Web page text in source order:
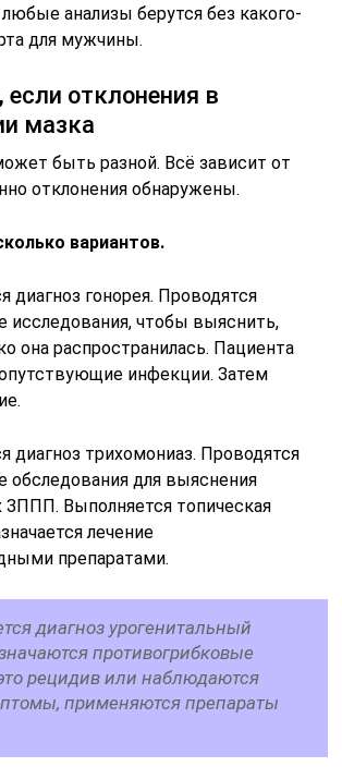
анализы берутся без какого-
для мужчины.
если отклонения в
мазка
быть разной. Всё зависит от
отклонения обнаружены.
вариантов.
диагноз гонорея. Проводятся
исследования, чтобы выяснить,
она распространилась. Пациента
инфекции. Затем
диагноз трихомониаз. Проводятся
обследования для выяснения
Выполняется топическая
лечение
препаратами.
диагноз урогенитальный
противогрибковые
рецидив или наблюдаются
применяются препараты